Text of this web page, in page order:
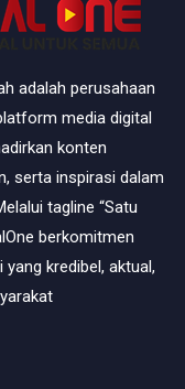
adalah perusahaan
media digital
konten
serta inspirasi dalam
tagline “Satu
berkomitmen
kredibel, aktual,